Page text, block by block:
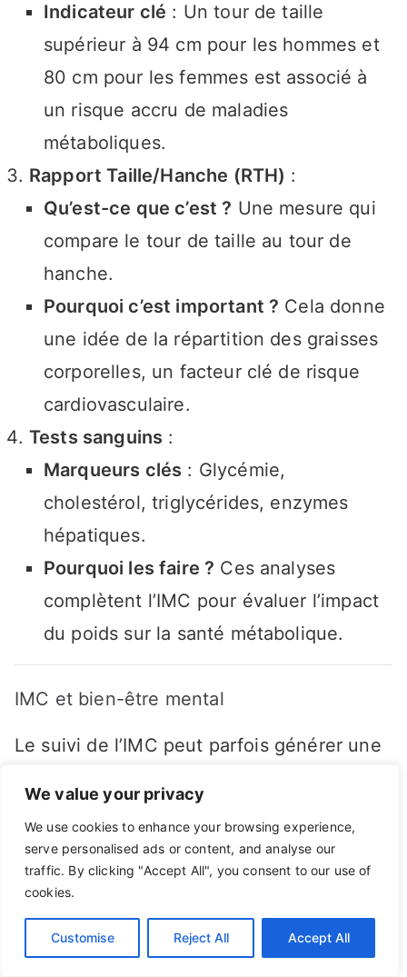
We value your privacy
We use cookies to enhance your browsing experience,
serve personalised ads or content, and analyse our
traffic. By clicking "Accept All", you consent to our use of
cookies.
Customise Reject All Accept All
Indicateur clé : Un tour de taille
supérieur à 94 cm pour les hommes et
80 cm pour les femmes est associé à
un risque accru de maladies
métaboliques.
Rapport Taille/Hanche (RTH) :
Qu’est-ce que c’est ? Une mesure qui
compare le tour de taille au tour de
hanche.
Pourquoi c’est important ? Cela donne
une idée de la répartition des graisses
corporelles, un facteur clé de risque
cardiovasculaire.
Tests sanguins :
Marqueurs clés : Glycémie,
cholestérol, triglycérides, enzymes
hépatiques.
Pourquoi les faire ? Ces analyses
complètent l’IMC pour évaluer l’impact
du poids sur la santé métabolique.
IMC et bien-être mental
Le suivi de l’IMC peut parfois générer une
personnes préoccupées par leur poids. Il
est important d’adopter une approche
bienveillante et équilibrée :
Ne pas se focaliser uniquement sur le
poids: